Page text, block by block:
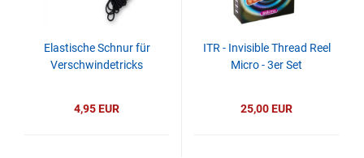
Elastische Schnur für
Verschwindetricks
4,95 EUR
ITR - Invisible Thread Reel
Micro - 3er Set
25,00 EUR